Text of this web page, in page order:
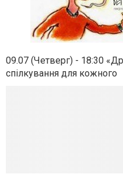
09.07 (Четверг) - 18:30
спілкування для кожного